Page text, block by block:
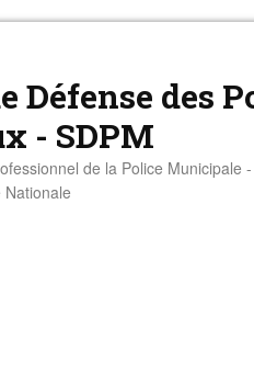
Défense des
- SDPM
de la Police Municipale